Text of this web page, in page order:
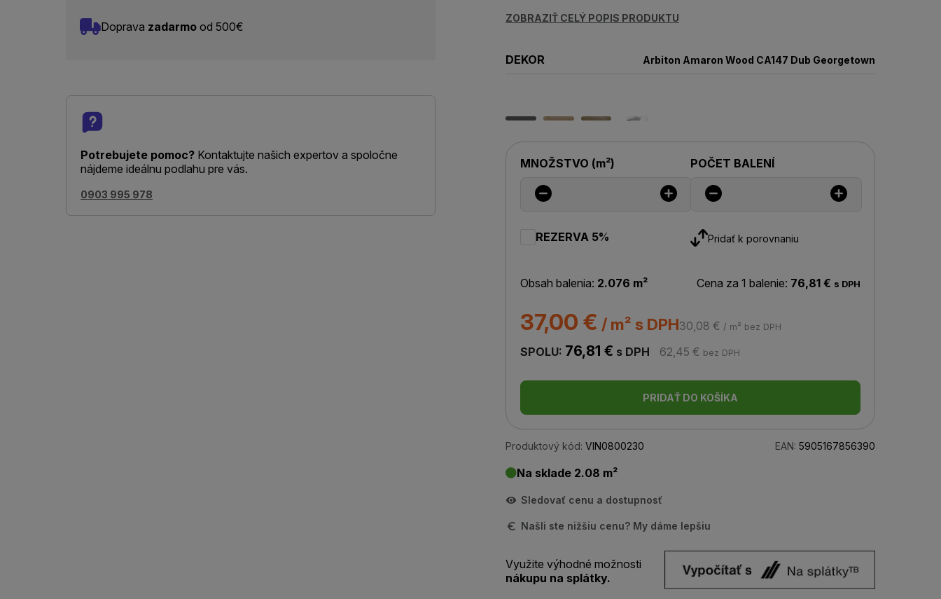
Doprava zadarmo od 500€
Potrebujete pomoc? Kontaktujte našich expertov a spoločne
nájdeme ideálnu podlahu pre vás.
0903 995 978
ZOBRAZIŤ CELÝ POPIS PRODUKTU
DEKOR Arbiton Amaron Wood CA147 Dub Georgetown
MNOŽSTVO (m²) POČET BALENÍ
REZERVA 5% Pridať k porovnaniu
Obsah balenia: 2.076 m² Cena za 1 balenie: 76,81 € s DPH
37,00 € / m² s DPH30,08 € / m² bez DPH
SPOLU: 76,81 € s DPH 62,45 € bez DPH
PRIDAŤ DO KOŠÍKA
Produktový kód: VIN0800230 EAN: 5905167856390
Na sklade 2.08 m²
Sledovať cenu a dostupnosť
Našli ste nižšiu cenu? My dáme lepšiu
Využite výhodné možnosti
nákupu na splátky.